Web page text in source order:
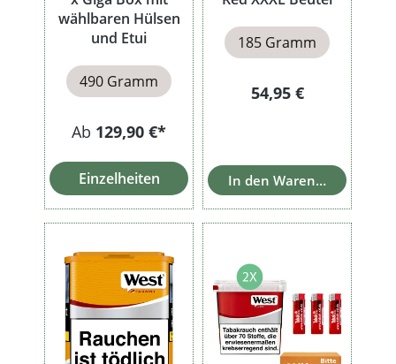
wählbaren Hülsen
und Etui
490 Gramm
Ab 129,90 €*
Einzelheiten
185 Gramm
Regulärer Preis:
54,95 €
In den Warenkorb